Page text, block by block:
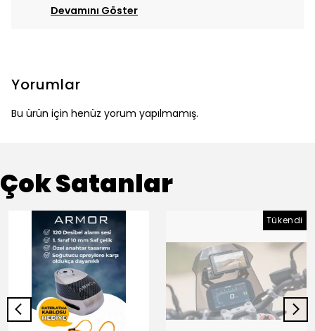
Devamını Göster
Yorumlar
Bu ürün için henüz yorum yapılmamış.
Çok Satanlar
Tükendi